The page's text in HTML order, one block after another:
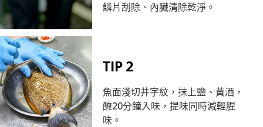
鱗片刮除、內臟清除乾淨。
TIP 2
魚面淺切井字紋，抹上鹽、黃酒，
醃20分鐘入味，提味同時減輕腥
味。